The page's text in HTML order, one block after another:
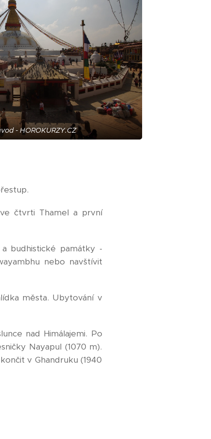
- HOROKURZY.CZ
čtvrti Thamel a první
budhistické památky -
nebo navštívit
města. Ubytování v
nad Himálajemi. Po
Nayapul (1070 m).
v Ghandruku (1940